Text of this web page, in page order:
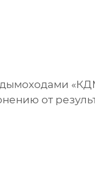
от